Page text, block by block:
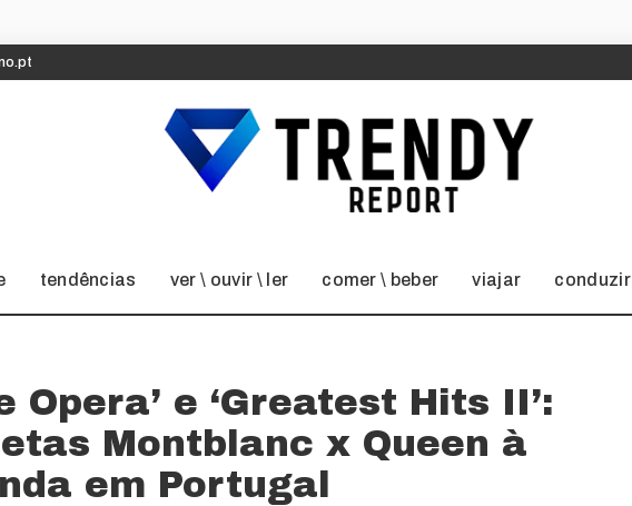
tendências ver \ ouvir \ ler comer \ beber viajar conduzir
Opera’ e ‘Greatest Hits II’:
Montblanc x Queen à
em Portugal